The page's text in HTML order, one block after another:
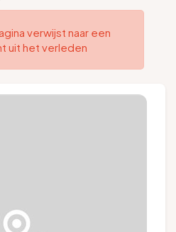
verwijst naar een
uit het verleden